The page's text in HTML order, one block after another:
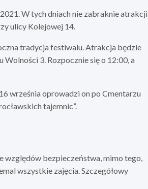
W tych dniach nie zabraknie atrakcji
ulicy Kolejowej 14.
tradycja festiwalu. Atrakcja będzie
Wolności 3. Rozpocznie się o 12:00, a
września oprowadzi on po Cmentarzu
tajemnic”.
względów bezpieczeństwa, mimo tego,
wszystkie zajęcia. Szczegółowy